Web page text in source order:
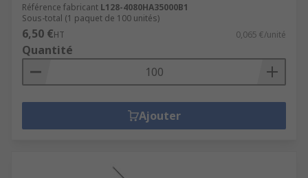
Référence fabricant L128-4080HA35000B1
Sous-total (1 paquet de 100 unités)
6,50 €HT 0,065 €/unité
Quantité
Ajouter